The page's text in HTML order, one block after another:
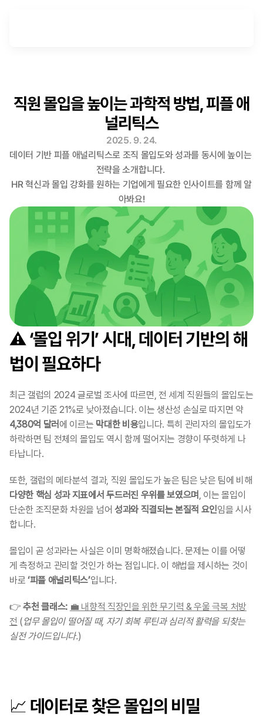
직원 몰입을 높이는 과학적 방법, 피플 애
널리틱스
2025. 9. 24.
데이터 기반 피플 애널리틱스로 조직 몰입도와 성과를 동시에 높이는
전략을 소개합니다.
HR 혁신과 몰입 강화를 원하는 기업에게 필요한 인사이트를 함께 알
아봐요!
⚠️ ‘몰입 위기’ 시대, 데이터 기반의 해
법이 필요하다
최근 갤럽의 2024 글로벌 조사에 따르면, 전 세계 직원들의 몰입도는
2024년 기준 21%로 낮아졌습니다. 이는 생산성 손실로 따지면 약
4,380억 달러 에 이르는 막대한 비용입니다. 특히 관리자의 몰입도가
하락하면 팀 전체의 몰입도 역시 함께 떨어지는 경향이 뚜렷하게 나
타납니다.
다양한 핵심 성과 지표에서 두드러진 우위를 보였으며 , 이는 몰입이
단순한 조직문화 차원을 넘어 성과와 직결되는 본질적 요인임을 시사
합니다.
몰입이 곧 성과라는 사실은 이미 명확해졌습니다. 문제는 이를 어떻
게 측정하고 관리할 것인가 하는 점입니다. 이 해법을 제시하는 것이
바로 ‘피플 애널리틱스’입니다.
👉 추천 클래스: 💼 내향적 직장인을 위한 무기력 & 우울 극복 처방
전 ( 업무 몰입이 떨어질 때, 자기 회복 루틴과 심리적 활력을 되찾는
실전 가이드입니다.)
📈 데이터로 찾은 몰입의 비밀